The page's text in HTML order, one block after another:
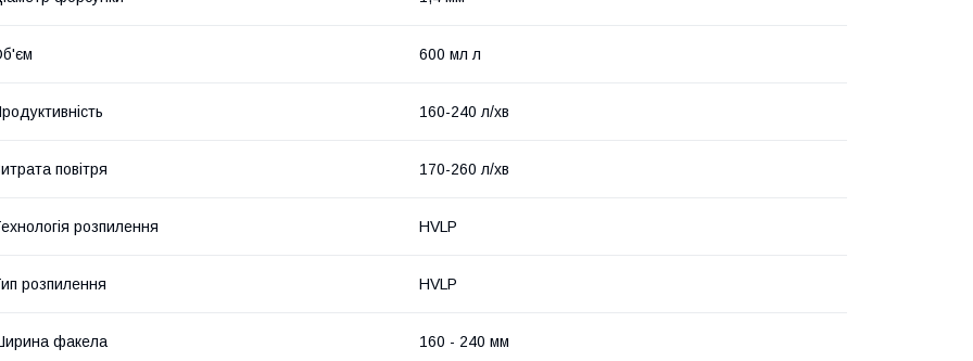
600 мл л
160-240 л/хв
повітря 170-260 л/хв
розпилення HVLP
розпилення HVLP
факела 160 - 240 мм